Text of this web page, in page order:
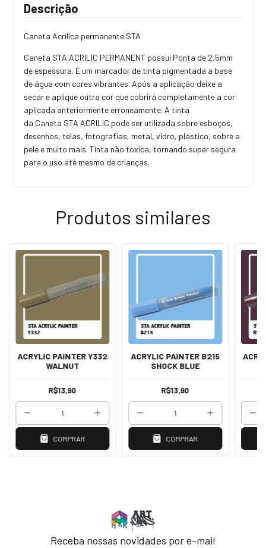
Descrição
Caneta Acrilica permanente STA
Caneta STA ACRILIC PERMANENT possui Ponta de 2,5mm
de espessura. É um marcador de tinta pigmentada a base
de água com cores vibrantes. Após a aplicação deixe a
secar e aplique outra cor que cobrirá completamente a cor
aplicada anteriormente erroneamente. A tinta
da Caneta STA ACRILIC pode ser utilizada sobre esboços,
desenhos, telas, fotografias, metal, vidro, plástico, sobre a
pele e muito mais. Tinta não toxica, tornando super segura
para o uso até mesmo de crianças.
Produtos similares
ACRYLIC PAINTER Y332
WALNUT
R$13,90
COMPRAR
ACRYLIC PAINTER B215
SHOCK BLUE
R$13,90
COMPRAR
Receba nossas novidades por e-mail